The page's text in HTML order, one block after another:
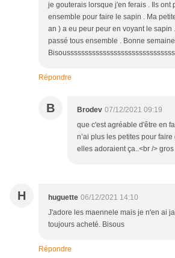
je gouterais lorsque j'en ferais . Ils ont
ensemble pour faire le sapin . Ma
an ) a eu peur peur en voyant le sapin
passé tous ensemble . Bonne
Répondre
B Brodev 07/12/2021 09:19
que c'est agréable d'être en
n’ai plus les petites pour
elles adoraient ça..<br />
H huguette 06/12/2021 14:10
J'adore les maennele mais je n'en ai
toujours acheté. Bisous
Répondre